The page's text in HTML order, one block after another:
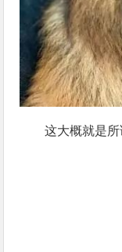
这大概就是所